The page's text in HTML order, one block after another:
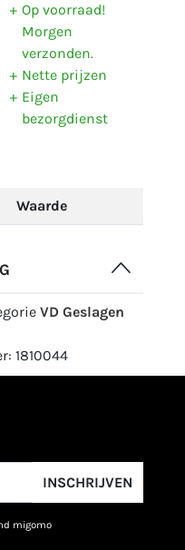
Op voorraad!
Morgen
verzonden.
Nette prijzen
Eigen
bezorgdienst
Waarde
VD Geslagen
1810044
INSCHRIJVEN
migomo